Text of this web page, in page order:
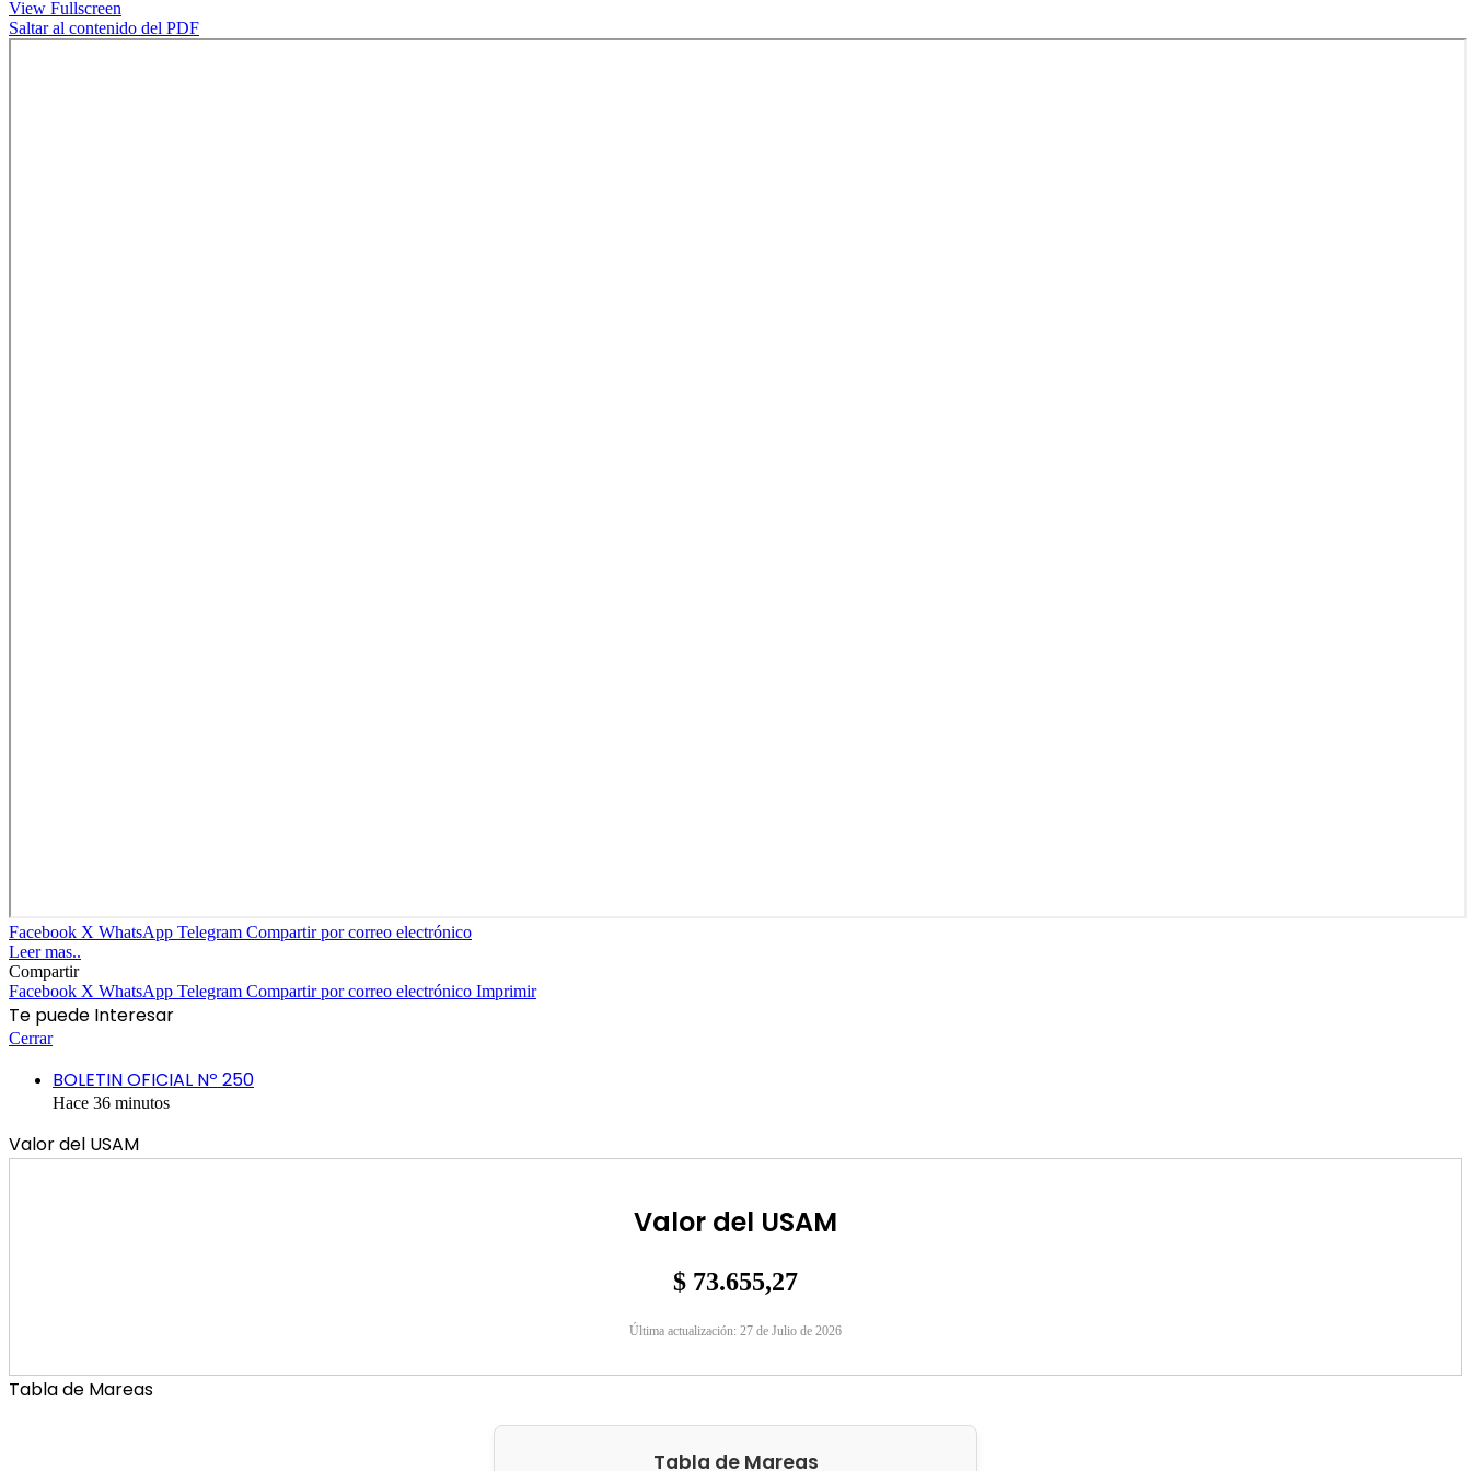
View Fullscreen
Saltar al contenido del PDF
Facebook X WhatsApp Telegram Compartir por correo electrónico
Leer mas..
Compartir
Facebook X WhatsApp Telegram Compartir por correo electrónico Imprimir
Te puede Interesar
Cerrar
BOLETIN OFICIAL Nº 250
Hace 36 minutos
Valor del USAM
Valor del USAM
$ 73.655,27
Última actualización: 27 de Julio de 2026
Tabla de Mareas
Tabla de Mareas